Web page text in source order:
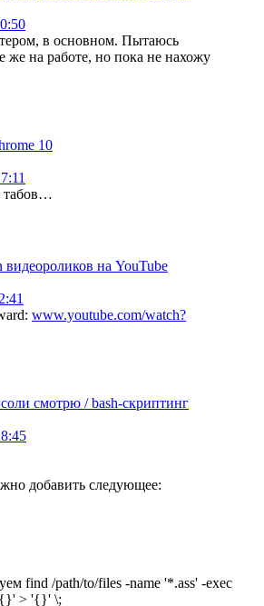
в основном. Пытаюсь
же на работе, но пока не нахожу
10
табов…
на YouTube
www.youtube.com/watch?
смотрю / bash-скриптинг
добавить следующее:
find /path/to/files -name '*.ass' -exec
> '{}' \;